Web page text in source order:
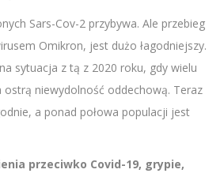
Sars-Cov-2 przybywa. Ale przebieg
Omikron, jest dużo łagodniejszy.
sytuacja z tą z 2020 roku, gdy wielu
ostrą niewydolność oddechową. Teraz
a ponad połowa populacji jest
przeciwko Covid-19, grypie,